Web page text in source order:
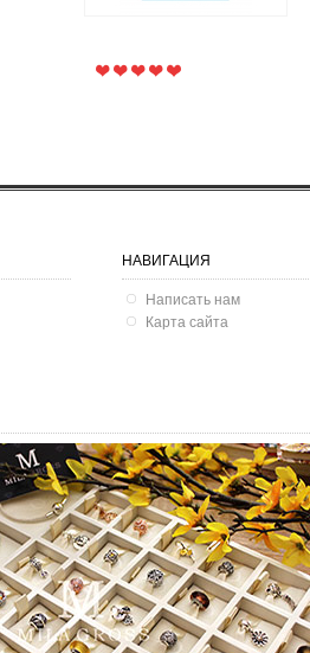
НАВИГАЦИЯ
Написать нам
Карта сайта